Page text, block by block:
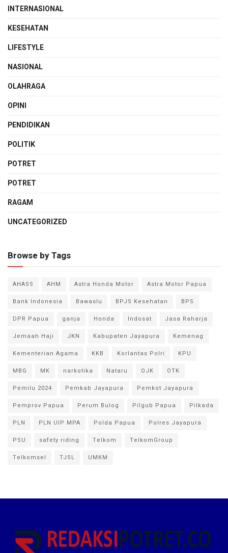
INTERNASIONAL
KESEHATAN
LIFESTYLE
NASIONAL
OLAHRAGA
OPINI
PENDIDIKAN
POLITIK
POTRET
POTRET
RAGAM
UNCATEGORIZED
Browse by Tags
AHASS AHM Astra Honda Motor
Astra Motor Papua
Bank Indonesia
Bawaslu BPJS Kesehatan
BPS
DPR Papua
ganja Honda Indosat
Jasa Raharja
Jemaah Haji
JKN Kabupaten Jayapura
Kemenag
Kementerian Agama
KKB Korlantas Polri
KPU
MBG
MK narkotika Nataru OJK
OTK
Pemilu 2024
Pemkab Jayapura
Pemkot Jayapura
Pemprov Papua
Perum Bulog Pilgub Papua
Pilkada
PLN
PLN UIP MPA Polda Papua
Polres Jayapura
PSU
safety riding Telkom
TelkomGroup
Telkomsel
TJSL UMKM